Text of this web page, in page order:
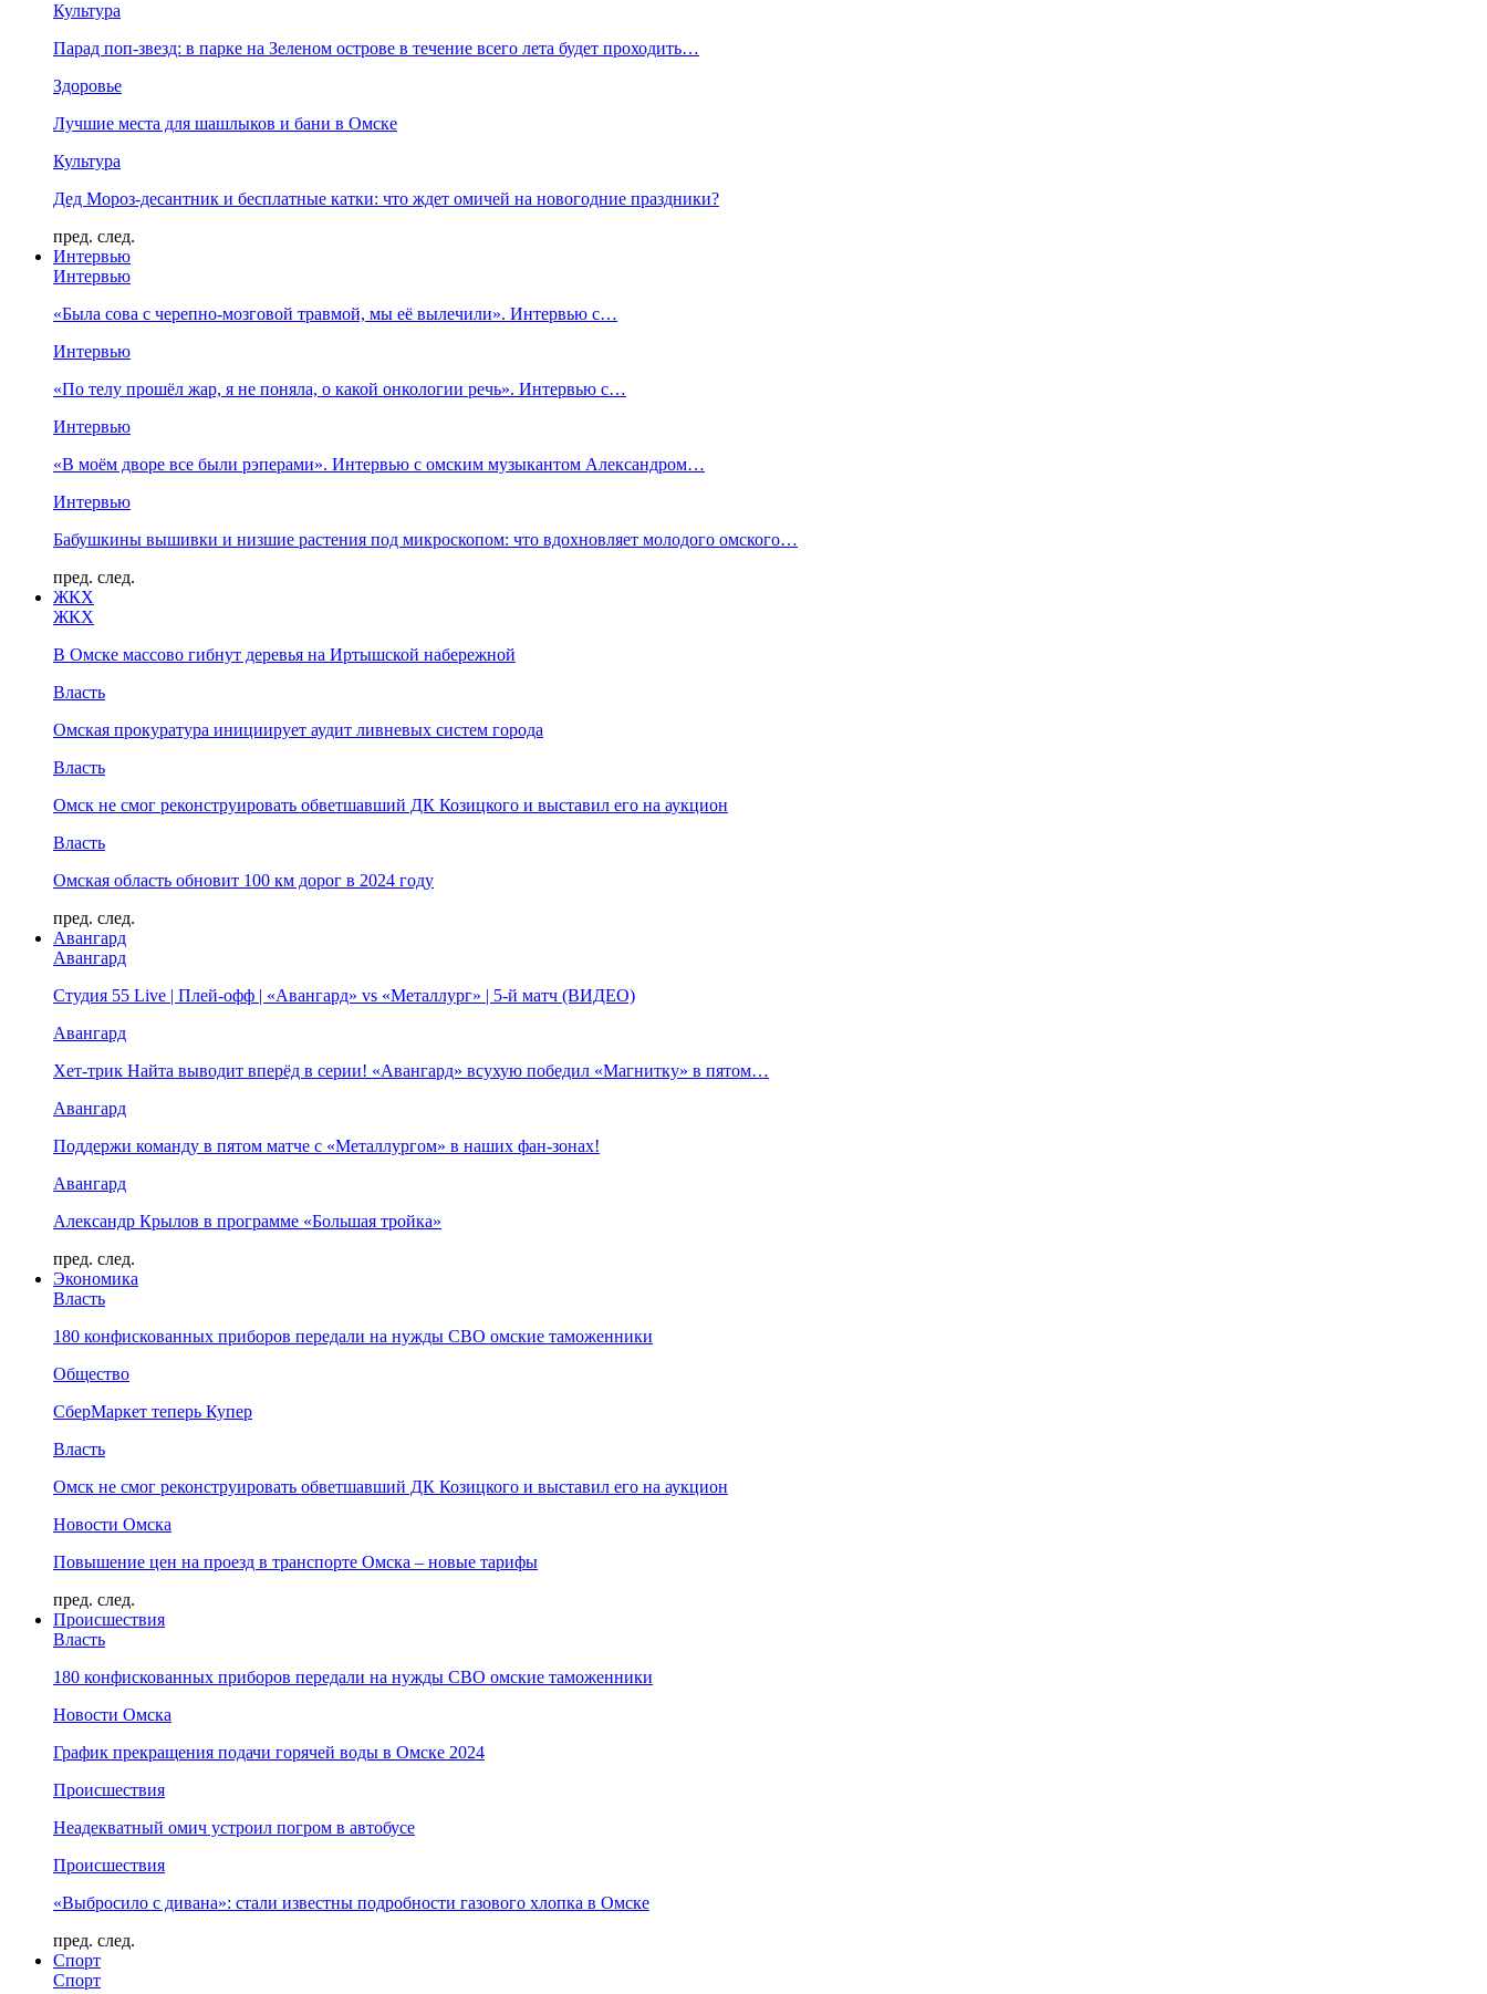
Культура
Парад поп-звезд: в парке на Зеленом острове в течение всего лета будет проходить…
Здоровье
Лучшие места для шашлыков и бани в Омске
Культура
Дед Мороз-десантник и бесплатные катки: что ждет омичей на новогодние праздники?
пред. след.
Интервью
Интервью
«Была сова с черепно-мозговой травмой, мы её вылечили». Интервью с…
Интервью
«По телу прошёл жар, я не поняла, о какой онкологии речь». Интервью с…
Интервью
«В моём дворе все были рэперами». Интервью с омским музыкантом Александром…
Интервью
Бабушкины вышивки и низшие растения под микроскопом: что вдохновляет молодого омского…
пред. след.
ЖКХ
ЖКХ
В Омске массово гибнут деревья на Иртышской набережной
Власть
Омская прокуратура инициирует аудит ливневых систем города
Власть
Омск не смог реконструировать обветшавший ДК Козицкого и выставил его на аукцион
Власть
Омская область обновит 100 км дорог в 2024 году
пред. след.
Авангард
Авангард
Студия 55 Live | Плей-офф | «Авангард» vs «Металлург» | 5-й матч (ВИДЕО)
Авангард
Хет-трик Найта выводит вперёд в серии! «Авангард» всухую победил «Магнитку» в пятом…
Авангард
Поддержи команду в пятом матче с «Металлургом» в наших фан-зонах!
Авангард
Александр Крылов в программе «Большая тройка»
пред. след.
Экономика
Власть
180 конфискованных приборов передали на нужды СВО омские таможенники
Общество
СберМаркет теперь Купер
Власть
Омск не смог реконструировать обветшавший ДК Козицкого и выставил его на аукцион
Новости Омска
Повышение цен на проезд в транспорте Омска – новые тарифы
пред. след.
Происшествия
Власть
180 конфискованных приборов передали на нужды СВО омские таможенники
Новости Омска
График прекращения подачи горячей воды в Омске 2024
Происшествия
Неадекватный омич устроил погром в автобусе
Происшествия
«Выбросило с дивана»: стали известны подробности газового хлопка в Омске
пред. след.
Спорт
Спорт